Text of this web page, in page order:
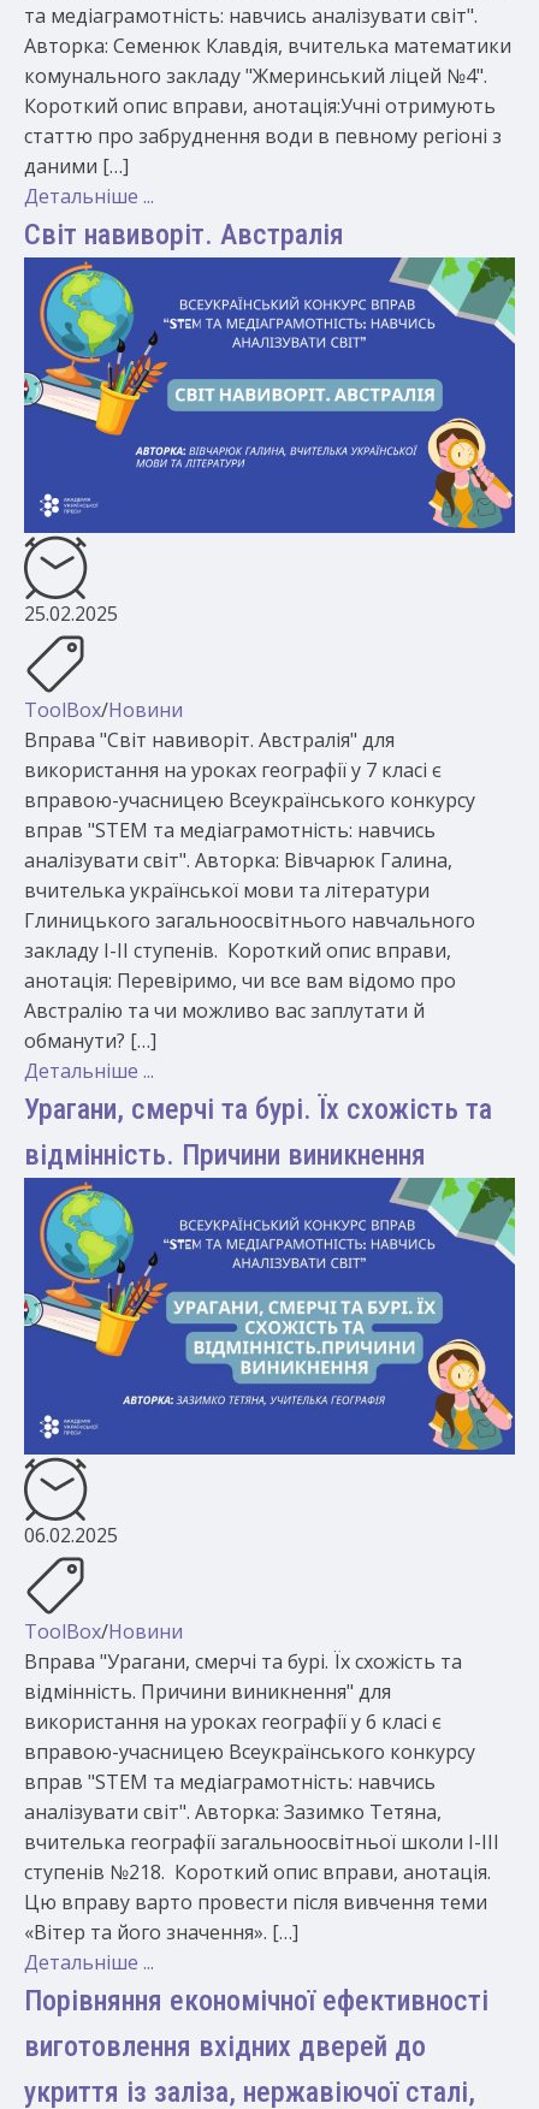
та медіаграмотність: навчись аналізувати світ".
Авторка: Семенюк Клавдія, вчителька математики
комунального закладу "Жмеринський ліцей №4".
Короткий опис вправи, анотація:Учні отримують
статтю про забруднення води в певному регіоні з
даними […]
Детальніше ...
Світ навиворіт. Австралія
25.02.2025
ToolBox/Новини
Вправа "Світ навиворіт. Австралія" для
використання на уроках географії у 7 класі є
вправою-учасницею Всеукраїнського конкурсу
вправ "STEM та медіаграмотність: навчись
аналізувати світ". Авторка: Вівчарюк Галина,
вчителька української мови та літератури
Глиницького загальноосвітнього навчального
закладу І-ІІ ступенів. Короткий опис вправи,
анотація: Перевіримо, чи все вам відомо про
Австралію та чи можливо вас заплутати й
обманути? […]
Детальніше ...
Урагани, смерчі та бурі. Їх схожість та
відмінність. Причини виникнення
06.02.2025
ToolBox/Новини
Вправа "Урагани, смерчі та бурі. Їх схожість та
відмінність. Причини виникнення" для
використання на уроках географії у 6 класі є
вправою-учасницею Всеукраїнського конкурсу
вправ "STEM та медіаграмотність: навчись
аналізувати світ". Авторка: Зазимко Тетяна,
вчителька географії загальноосвітньої школи І-ІІІ
ступенів №218. Короткий опис вправи, анотація.
Цю вправу варто провести після вивчення теми
«Вітер та його значення». […]
Детальніше ...
Порівняння економічної ефективності
виготовлення вхідних дверей до
укриття із заліза, нержавіючої сталі,